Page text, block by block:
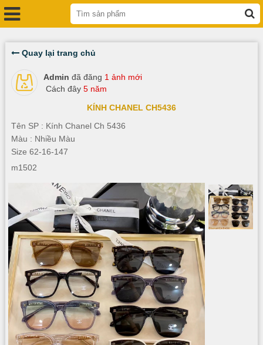
Quay lại trang chủ
Admin đã đăng 1 ảnh mới
Cách đây 5 năm
KÍNH CHANEL CH5436
Tên SP : Kính Chanel Ch 5436
Màu : Nhiều Màu
Size 62-16-147
m1502